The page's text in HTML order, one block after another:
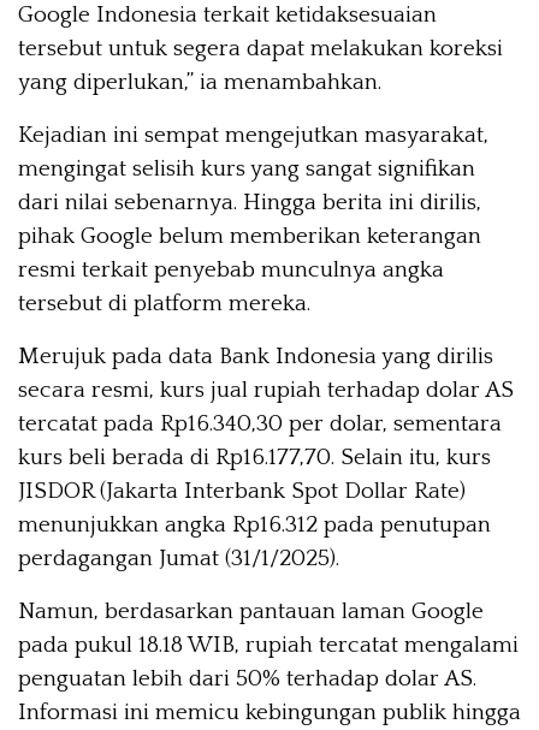
Google Indonesia terkait ketidaksesuaian
tersebut untuk segera dapat melakukan koreksi
yang diperlukan,” ia menambahkan.
Kejadian ini sempat mengejutkan masyarakat,
mengingat selisih kurs yang sangat signifikan
dari nilai sebenarnya. Hingga berita ini dirilis,
pihak Google belum memberikan keterangan
resmi terkait penyebab munculnya angka
tersebut di platform mereka.
Merujuk pada data Bank Indonesia yang dirilis
secara resmi, kurs jual rupiah terhadap dolar AS
tercatat pada Rp16.340,30 per dolar, sementara
kurs beli berada di Rp16.177,70. Selain itu, kurs
JISDOR (Jakarta Interbank Spot Dollar Rate)
menunjukkan angka Rp16.312 pada penutupan
perdagangan Jumat (31/1/2025).
Namun, berdasarkan pantauan laman Google
pada pukul 18.18 WIB, rupiah tercatat mengalami
penguatan lebih dari 50% terhadap dolar AS.
Informasi ini memicu kebingungan publik hingga